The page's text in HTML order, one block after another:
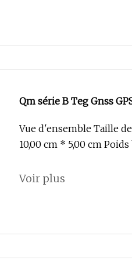
Qm série B Teg Gnss
Vue d'ensemble Taille
10,00 cm * 5,00 cm
Voir plus